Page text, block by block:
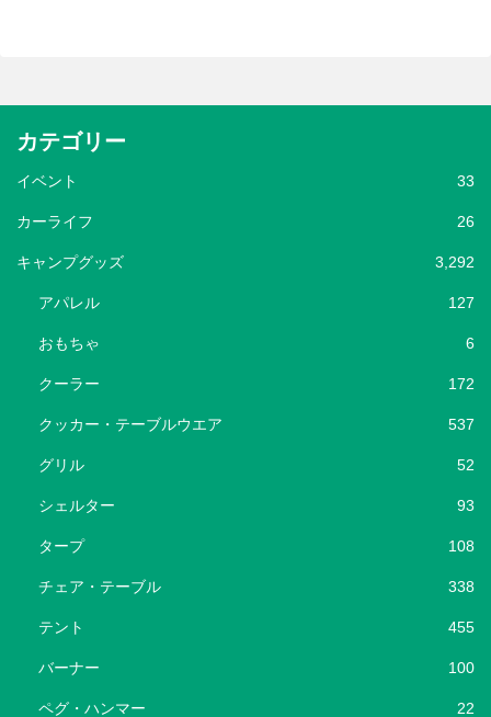
カテゴリー
イベント 33
カーライフ 26
キャンプグッズ 3,292
アパレル 127
おもちゃ 6
クーラー 172
クッカー・テーブルウエア 537
グリル 52
シェルター 93
タープ 108
チェア・テーブル 338
テント 455
バーナー 100
ペグ・ハンマー 22